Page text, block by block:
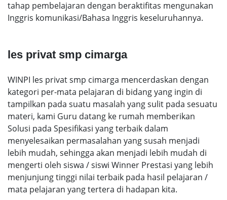
tahap pembelajaran dengan beraktifitas mengunakan
Inggris komunikasi/Bahasa Inggris keseluruhannya.
les privat smp cimarga
WINPI les privat smp cimarga mencerdaskan dengan
kategori per-mata pelajaran di bidang yang ingin di
tampilkan pada suatu masalah yang sulit pada sesuatu
materi, kami Guru datang ke rumah memberikan
Solusi pada Spesifikasi yang terbaik dalam
menyelesaikan permasalahan yang susah menjadi
lebih mudah, sehingga akan menjadi lebih mudah di
mengerti oleh siswa / siswi Winner Prestasi yang lebih
menjunjung tinggi nilai terbaik pada hasil pelajaran /
mata pelajaran yang tertera di hadapan kita.